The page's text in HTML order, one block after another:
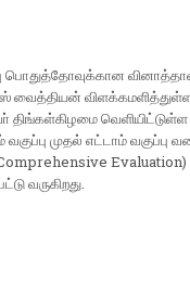
பொதுத்தோவுக்கான
வைத்தியன்
வெளியிட்டுள்ள
முதல் எட்டாம் வகுப்பு
E‌v​a‌l‌u​a‌t‌i‌o‌n)
வருகிறது.